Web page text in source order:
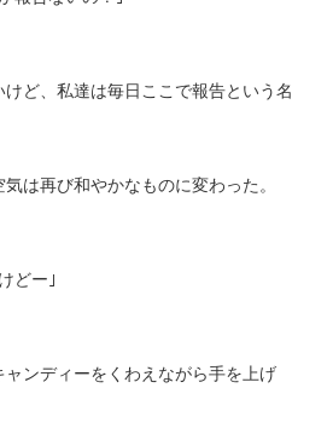
ど、私達は毎日ここで報告という名
は再び和やかなものに変わった。
どー｣
ンディーをくわえながら手を上げ